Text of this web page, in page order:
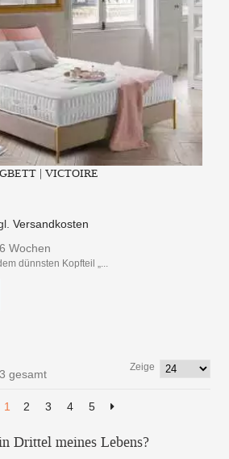
| VICTOIRE
Versandkosten
Wochen
dünnsten Kopfteil „...
gesamt
Zeige
1 2 3 4 5
Drittel meines Lebens?